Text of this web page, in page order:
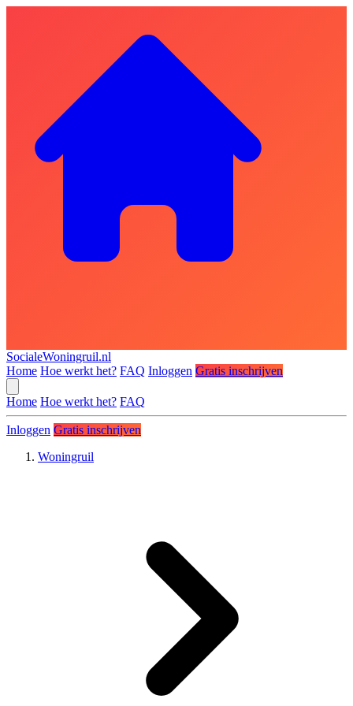
SocialeWoningruil.nl
Home Hoe werkt het? FAQ Inloggen Gratis inschrijven
Home Hoe werkt het? FAQ
Inloggen Gratis inschrijven
Woningruil